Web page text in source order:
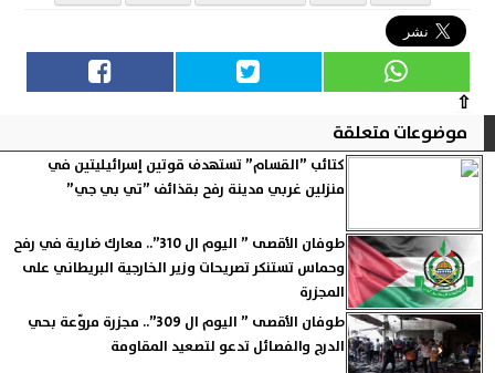
⇧
موضوعات متعلقة
كتائب ”القسام” تستهدف قوتين إسرائيليتين في
منزلين غربي مدينة رفح بقذائف ”تي بي جي”
طوفان الأقصى ” اليوم ال 310”.. معارك ضارية في رفح
وحماس تستنكر تصريحات وزير الخارجية البريطاني على
المجزرة
طوفان الأقصى ” اليوم ال 309”.. مجزرة مروّعة بحي
الدرج والفصائل تدعو لتصعيد المقاومة